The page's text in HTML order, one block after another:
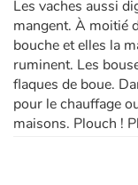
Les vaches aussi
mangent. À moitié
bouche et elles la
ruminent. Les
flaques de boue.
pour le chauffage
maisons. Plouch !